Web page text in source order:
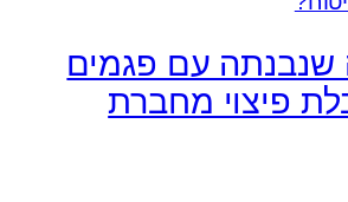
שנבנתה עם פגמים
פיצוי מחברת